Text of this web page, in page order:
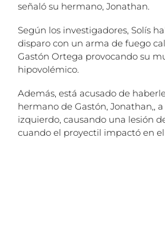
señaló su hermano, Jonathan.
Según los investigadores, Solís
disparo con un arma de fuego
Gastón Ortega provocando su
hipovolémico.
Además, está acusado de
hermano de Gastón, Jonathan,,
izquierdo, causando una lesión
cuando el proyectil impactó en